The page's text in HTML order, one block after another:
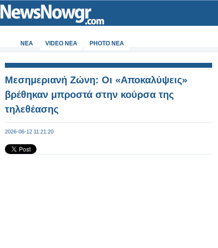
ΝΕΑ VIDEO NEA PHOTO NEA
Μεσημεριανή Ζώνη: Οι «Αποκαλύψεις»
βρέθηκαν μπροστά στην κούρσα της
τηλεθέασης
2026-06-12 11:21:20